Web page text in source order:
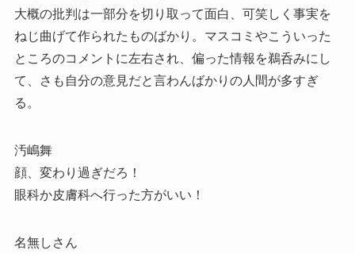
大概の批判は一部分を切り取って面白、可笑しく事実を
ねじ曲げて作られたものばかり。マスコミやこういった
ところのコメントに左右され、偏った情報を鵜呑みにし
て、さも自分の意見だと言わんばかりの人間が多すぎ
る。
汚嶋舞
顔、変わり過ぎだろ！
眼科か皮膚科へ行った方がいい！
名無しさん